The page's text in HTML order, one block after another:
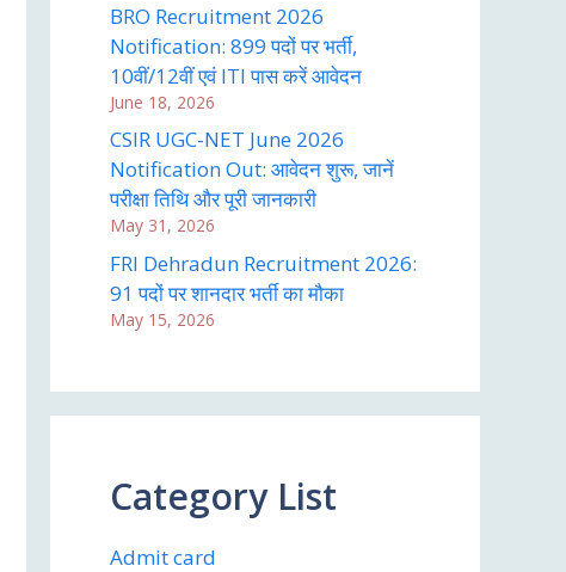
BRO Recruitment 2026
Notification: 899 पदों पर भर्ती,
10वीं/12वीं एवं ITI पास करें आवेदन
June 18, 2026
CSIR UGC-NET June 2026
Notification Out: आवेदन शुरू, जानें
परीक्षा तिथि और पूरी जानकारी
May 31, 2026
FRI Dehradun Recruitment 2026:
91 पदों पर शानदार भर्ती का मौका
May 15, 2026
Category List
Admit card